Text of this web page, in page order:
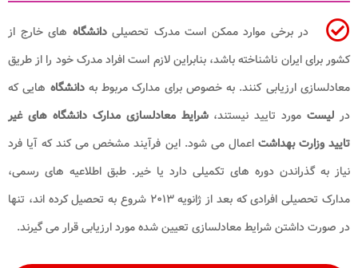
در برخی موارد ممکن است مدرک تحصیلیدانشگاه های خارج از
کشور برای ایران ناشناخته باشد، بنابراین لازم است افراد مدرک خود را از طریق
معادلسازی ارزیابی کنند. به خصوص برای مدارک مربوط بهدانشگاه هایی که
در لیست مورد تایید نیستند،شرایط معادلسازی مدارک دانشگاه های غیر
تایید وزارت بهداشت اعمال می شود. این فرآیند مشخص می کند که آیا فرد
نیاز به گذراندن دوره های تکمیلی دارد یا خیر. طبق اطلاعیه های رسمی،
مدارک تحصیلی افرادی که بعد از ژانویه ۲۰۱۳ شروع به تحصیل کرده اند، تنها
در صورت داشتن شرایط معادلسازی تعیین شده مورد ارزیابی قرار می گیرند.